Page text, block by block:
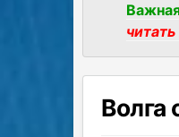
Волга